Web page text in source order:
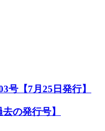
号【7月25日発行】
の発行号】